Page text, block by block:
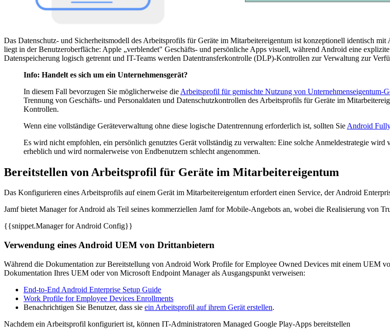
Das Datenschutz- und Sicherheitsmodell des Arbeitsprofils für Geräte im Mitarbeitereigentum ist konzeptionell identisch
liegt in der Benutzeroberfläche: Apple „verblendet" Geschäfts- und persönliche Apps visuell, während Android eine
Datenspeicherung logisch getrennt und IT-Teams werden Datentransferkontrolle (DLP)-Kontrollen zur Verwaltung zur
Info: Handelt es sich um ein Unternehmensgerät?
In diesem Fall bevorzugen Sie möglicherweise die Arbeitsprofil für gemischte Nutzung von Unternehmenseigentum-
Trennung von Geschäfts- und Personaldaten und Datenschutzkontrollen des Arbeitsprofils für Geräte im
Kontrollen.
Wenn eine vollständige Geräteverwaltung ohne diese logische Datentrennung erforderlich ist, sollten Sie Android
Es wird nicht empfohlen, ein persönlich genutztes Gerät vollständig zu verwalten: Eine solche Anmeldestrategie
erheblich und wird normalerweise von Endbenutzern schlecht angenommen.
Bereitstellen von Arbeitsprofil für Geräte im Mitarbeitereigentum
Das Konfigurieren eines Arbeitsprofils auf einem Gerät im Mitarbeitereigentum erfordert einen Service, der Android
Jamf bietet Manager for Android als Teil seines kommerziellen Jamf for Mobile-Angebots an, wobei die Realisierung von
{{snippet.Manager for Android Config}}
Verwendung eines Android UEM von Drittanbietern
Während die Dokumentation zur Bereitstellung von Android Work Profile for Employee Owned Devices mit einem UEM
Dokumentation Ihres UEM oder von Microsoft Endpoint Manager als Ausgangspunkt verweisen:
End-to-End Android Enterprise Setup Guide
Work Profile for Employee Devices Enrollments
Benachrichtigen Sie Benutzer, dass sie ein Arbeitsprofil auf ihrem Gerät erstellen.
Nachdem ein Arbeitsprofil konfiguriert ist, können IT-Administratoren Managed Google Play-Apps bereitstellen